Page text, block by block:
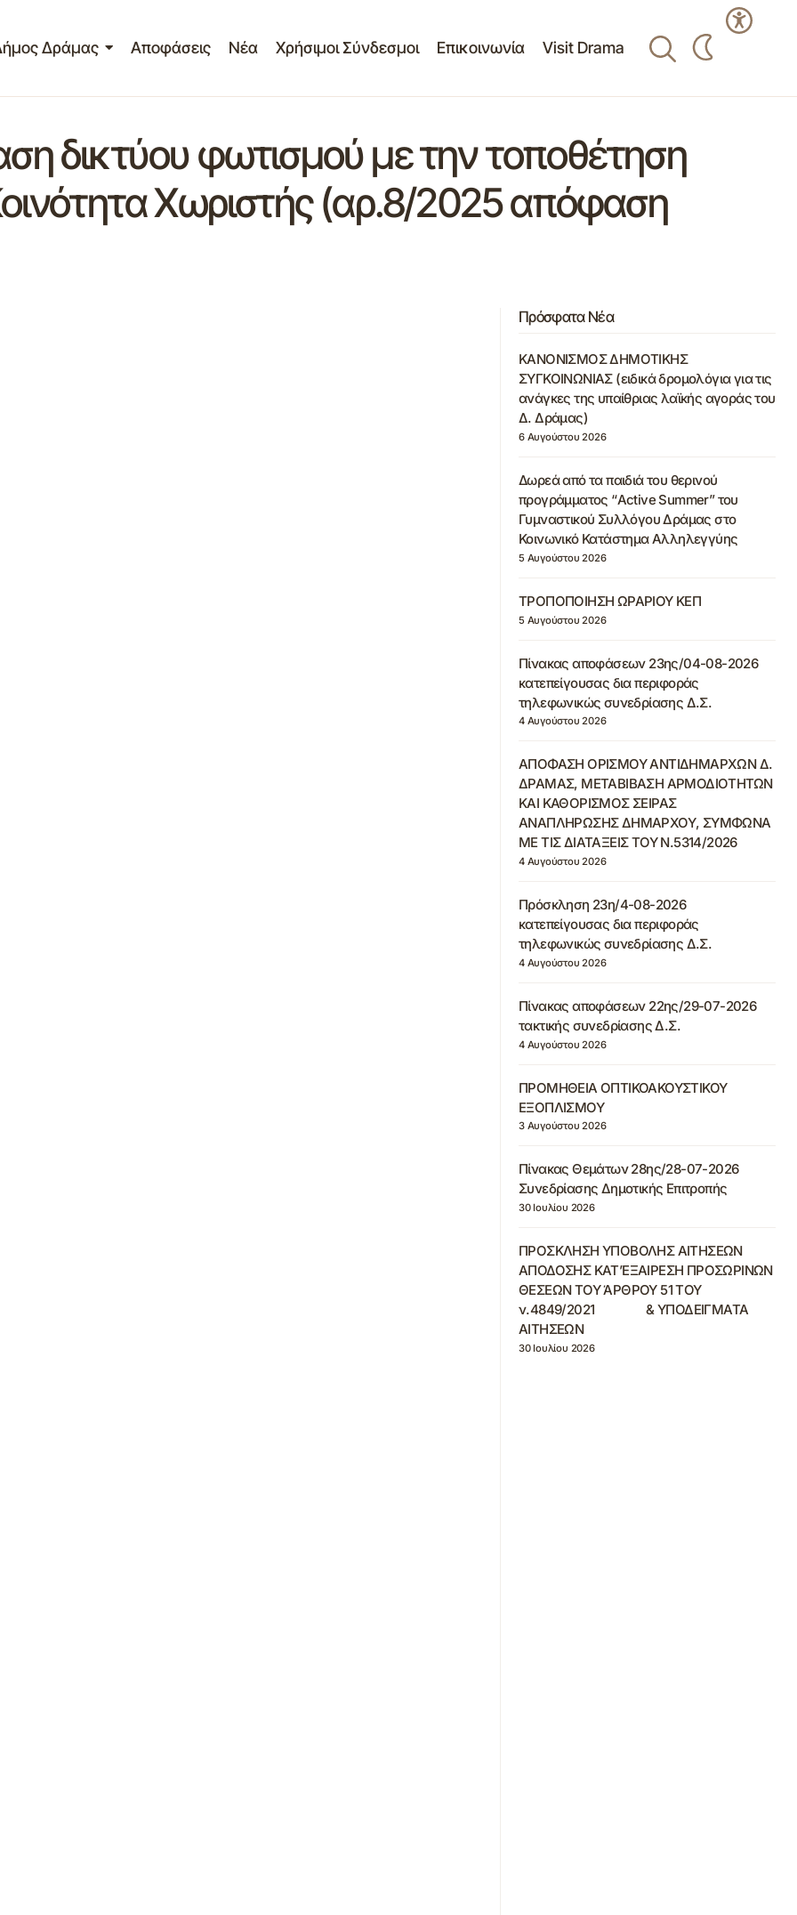
Δράμας Αποφάσεις Νέα Χρήσιμοι Σύνδεσμοι Επικοινωνία Visit Drama
δικτύου φωτισμού με την τοποθέτηση
Χωριστής (αρ.8/2025 απόφαση
Πρόσφατα Νέα
ΚΑΝΟΝΙΣΜΟΣ ΔΗΜΟΤΙΚΗΣ
ΣΥΓΚΟΙΝΩΝΙΑΣ (ειδικά δρομολόγια για τις
ανάγκες της υπαίθριας λαϊκής αγοράς του
Δ. Δράμας)
6 Αυγούστου 2026
Δωρεά από τα παιδιά του θερινού
προγράμματος “Active Summer” του
Γυμναστικού Συλλόγου Δράμας στο
Κοινωνικό Κατάστημα Αλληλεγγύης
5 Αυγούστου 2026
ΤΡΟΠΟΠΟΙΗΣΗ ΩΡΑΡΙΟΥ ΚΕΠ
5 Αυγούστου 2026
Πίνακας αποφάσεων 23ης/04-08-2026
κατεπείγουσας δια περιφοράς
τηλεφωνικώς συνεδρίασης Δ.Σ.
4 Αυγούστου 2026
ΑΠΟΦΑΣΗ ΟΡΙΣΜΟΥ ΑΝΤΙΔΗΜΑΡΧΩΝ Δ.
ΔΡΑΜΑΣ, ΜΕΤΑΒΙΒΑΣΗ ΑΡΜΟΔΙΟΤΗΤΩΝ
ΚΑΙ ΚΑΘΟΡΙΣΜΟΣ ΣΕΙΡΑΣ
ΑΝΑΠΛΗΡΩΣΗΣ ΔΗΜΑΡΧΟΥ, ΣΥΜΦΩΝΑ
ΜΕ ΤΙΣ ΔΙΑΤΑΞΕΙΣ ΤΟΥ Ν.5314/2026
4 Αυγούστου 2026
Πρόσκληση 23η/4-08-2026
κατεπείγουσας δια περιφοράς
τηλεφωνικώς συνεδρίασης Δ.Σ.
4 Αυγούστου 2026
Πίνακας αποφάσεων 22ης/29-07-2026
τακτικής συνεδρίασης Δ.Σ.
4 Αυγούστου 2026
ΠΡΟΜΗΘΕΙΑ ΟΠΤΙΚΟΑΚΟΥΣΤΙΚΟΥ
ΕΞΟΠΛΙΣΜΟΥ
3 Αυγούστου 2026
Πίνακας Θεμάτων 28ης/28-07-2026
Συνεδρίασης Δημοτικής Επιτροπής
30 Ιουλίου 2026
ΠΡΟΣΚΛΗΣΗ ΥΠΟΒΟΛΗΣ ΑΙΤΗΣΕΩΝ
ΑΠΟΔΟΣΗΣ ΚΑΤ’ΕΞΑΙΡΕΣΗ ΠΡΟΣΩΡΙΝΩΝ
ΘΕΣΕΩΝ ΤΟΥ ΆΡΘΡΟΥ 51 ΤΟΥ
ν.4849/2021 & ΥΠΟΔΕΙΓΜΑΤΑ
ΑΙΤΗΣΕΩΝ
30 Ιουλίου 2026